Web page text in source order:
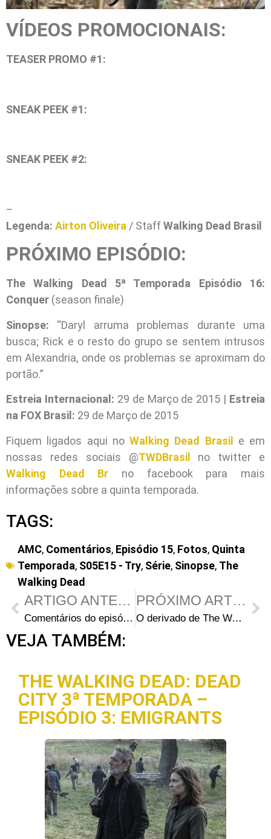
VÍDEOS PROMOCIONAIS:
TEASER PROMO #1:
SNEAK PEEK #1:
SNEAK PEEK #2:
–
Legenda: Airton Oliveira / StaffWalking Dead Brasil
PRÓXIMO EPISÓDIO:
The Walking Dead 5ª Temporada Episódio 16:
Conquer (season finale)
Sinopse: “Daryl arruma problemas durante uma
busca; Rick e o resto do grupo se sentem intrusos
em Alexandria, onde os problemas se aproximam do
portão.”
Estreia Internacional: 29 de Março de 2015 | Estreia
na FOX Brasil: 29 de Março de 2015
Fiquem ligados aqui no Walking Dead Brasil e em
nossas redes sociais @TWDBrasil no twitter e
Walking Dead Br no facebook para mais
informações sobre a quinta temporada.
TAGS:
AMC, Comentários, Episódio 15, Fotos, Quinta
Temporada, S05E15 - Try, Série, Sinopse, The
Walking Dead
ARTIGO ANTERIOR
Comentários do episódio S05E14 – “Spend” (COM SPOILERS)
PRÓXIMO ARTIGO
O derivado de The Walking Dead começará como um prelúdio para depois alcançar a série original
VEJA TAMBÉM:
THE WALKING DEAD: DEAD
CITY 3ª TEMPORADA –
EPISÓDIO 3: EMIGRANTS